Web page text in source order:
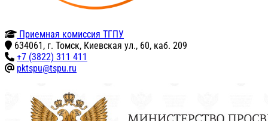
Приемная комиссия ТГПУ
634061, г. Томск, Киевская ул., 60, каб. 209
+7 (3822) 311 411
pktspu@tspu.ru